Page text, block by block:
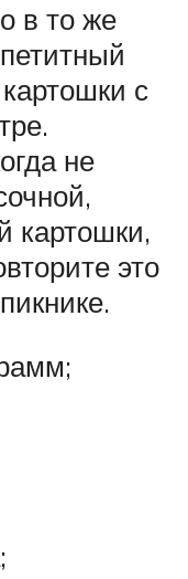
в то же
с
не
картошки,
это